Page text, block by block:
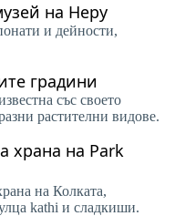
на Неру
и дейности,
градини
със своето
растителни видове.
храна на Park
на Колката,
kathi и сладкиши.